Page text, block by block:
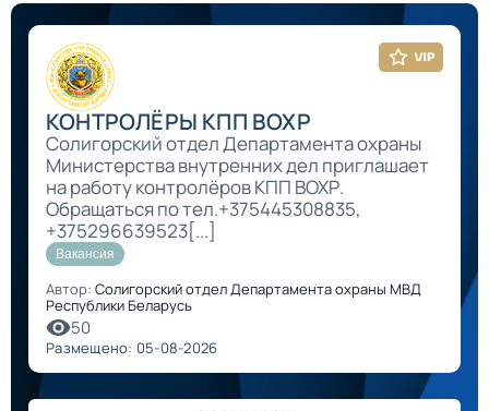
КОНТРОЛЁРЫ КПП ВОХР
Солигорский отдел Департамента охраны
Министерства внутренних дел приглашает
на работу контролёров КПП ВОХР.
Обращаться по тел.+375445308835,
+375296639523[...]
Вакансия
Автор: Солигорский отдел Департамента охраны МВД
Республики Беларусь
50
Размещено: 05-08-2026